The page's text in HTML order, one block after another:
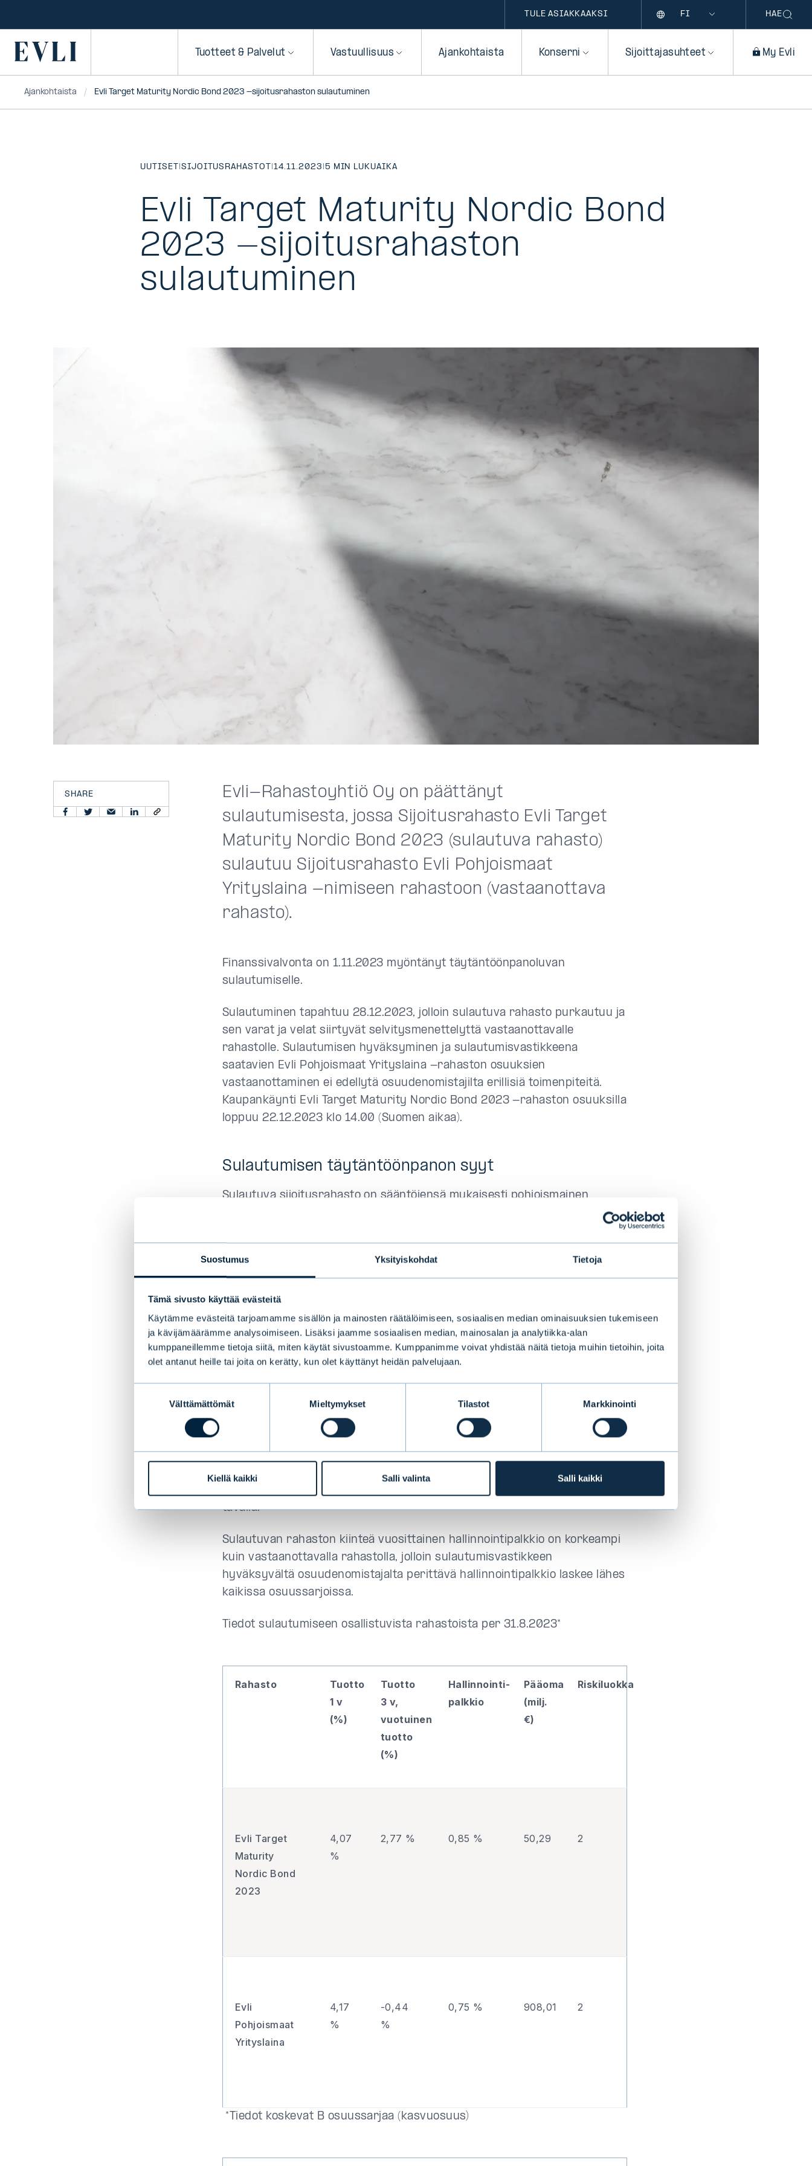
Suostumus Yksityiskohdat Tietoja
Tämä sivusto käyttää evästeitä
Käytämme evästeitä tarjoamamme sisällön ja mainosten räätälöimiseen, sosiaalisen median ominaisuuksien tukemiseen
ja kävijämäärämme analysoimiseen. Lisäksi jaamme sosiaalisen median, mainosalan ja analytiikka-alan
kumppaneillemme tietoja siitä, miten käytät sivustoamme. Kumppanimme voivat yhdistää näitä tietoja muihin tietoihin, joita
olet antanut heille tai joita on kerätty, kun olet käyttänyt heidän palvelujaan.
Välttämättömät Mieltymykset Tilastot Markkinointi
Kiellä kaikki Salli valinta Salli kaikki
TULE ASIAKKAAKSI HAE
Primary Tuotteet & Palvelut Vastuullisuus Ajankohtaista Konserni Sijoittajasuhteet My Evli
Ajankohtaista Evli Target Maturity Nordic Bond 2023 -sijoitusrahaston sulautuminen
UUTISET |SIJOITUSRAHASTOT |14.11.2023 |5 MIN LUKUAIKA
Evli Target Maturity Nordic Bond
2023 -sijoitusrahaston
sulautuminen
SHARE
Evli-Rahastoyhtiö Oy on päättänyt
sulautumisesta, jossa Sijoitusrahasto Evli Target
Maturity Nordic Bond 2023 (sulautuva rahasto)
sulautuu Sijoitusrahasto Evli Pohjoismaat
Yrityslaina -nimiseen rahastoon (vastaanottava
rahasto).
Finanssivalvonta on 1.11.2023 myöntänyt täytäntöönpanoluvan
sulautumiselle.
Sulautuminen tapahtuu 28.12.2023, jolloin sulautuva rahasto purkautuu ja
sen varat ja velat siirtyvät selvitysmenettelyttä vastaanottavalle
rahastolle. Sulautumisen hyväksyminen ja sulautumisvastikkeena
saatavien Evli Pohjoismaat Yrityslaina -rahaston osuuksien
vastaanottaminen ei edellytä osuudenomistajilta erillisiä toimenpiteitä.
Kaupankäynti Evli Target Maturity Nordic Bond 2023 -rahaston osuuksilla
loppuu 22.12.2023 klo 14.00 (Suomen aikaa).
Sulautumisen täytäntöönpanon syyt
Sulautuva sijoitusrahasto on sääntöjensä mukaisesti pohjoismainen
yrityslainarahasto, jonka sijoitusstrategia on määräaikainen ja päättyy
sijoituskohteet vastaavat toisiaan. Koska sulautuvan sijoitusrahaston
siirretään sulautumisella vastaavaa strategiaa toteuttavaan rahastoon,
jonka sijoitusstrategia ei ole määräaikainen. Osuudenomistajat, jotka eivät
lunasta osuuksiaan sulautuvassa rahastossa, pääsevät sulautumisen
myötä sijoittajaksi vastaavaa strategiaa toteuttavaan vastaanottavaan
rahastoon.
Molemmat rahastot ovat aktiivisia. Evli Pohjoismaat Yrityslaina rahastolla
on sama riskiluokka kuin sulautuvalla rahastolla ja vastaanottavaan
rahastoon kohdistuvat riskit ovat vastaavia kuin sulautuvassa
rahastossa. Sekä sulautuva että vastaanottava rahasto edistävät muiden
ominaisuuksiensa ohella ympäristöön ja yhteiskuntaan liittyviä
tavalla.
Sulautuvan rahaston kiinteä vuosittainen hallinnointipalkkio on korkeampi
kuin vastaanottavalla rahastolla, jolloin sulautumisvastikkeen
hyväksyvältä osuudenomistajalta perittävä hallinnointipalkkio laskee lähes
kaikissa osuussarjoissa.
Tiedot sulautumiseen osallistuvista rahastoista per 31.8.2023*
Rahasto
Tuotto
1 v
(%)
Tuotto
3 v,
vuotuinen
tuotto
(%)
Hallinnointi-
palkkio
Pääoma
(milj.
€)
Riskiluokka
Evli Target
Maturity
Nordic Bond
2023
4,07
%
2,77 % 0,85 % 50,29 2
Evli
Pohjoismaat
Yrityslaina
4,17
%
-0,44
%
0,75 % 908,01 2
*Tiedot koskevat B osuussarjaa (kasvuosuus)